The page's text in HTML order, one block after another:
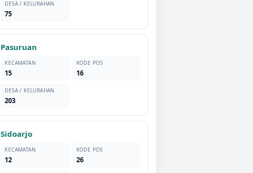
DESA / KELURAHAN
75
Pasuruan
KECAMATAN
15
KODE POS
16
DESA / KELURAHAN
203
Sidoarjo
KECAMATAN
12
KODE POS
26